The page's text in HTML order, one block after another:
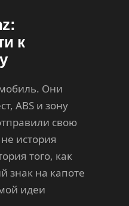
к
Они
ABS и зону
свою
история
того, как
знак на капоте
идеи